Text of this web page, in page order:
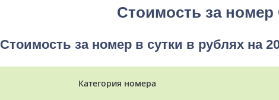
Стоимость за
Стоимость за номер в сутки в рублях на
Категория номера